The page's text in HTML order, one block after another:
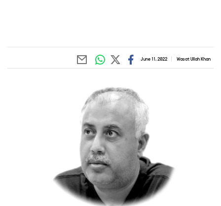
Wasat Ullah Khan
June 11, 2022